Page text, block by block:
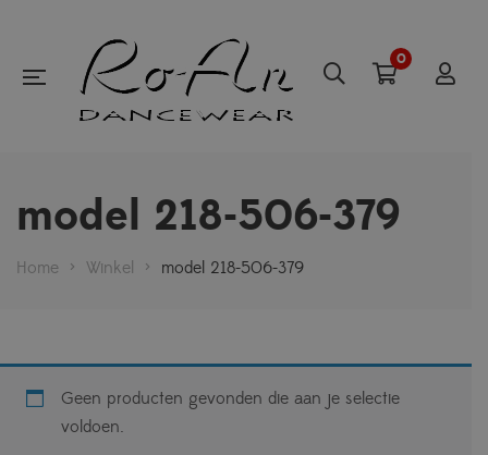
0
model 218-506-379
Home > Winkel > model 218-506-379
Geen producten gevonden die aan je selectie
voldoen.